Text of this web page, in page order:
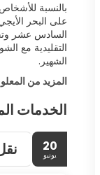
بالنسبة
على البحر
السادس عشر
التقليدية مع
الشهير.
المزيد من
الخدمات
20
يونيو